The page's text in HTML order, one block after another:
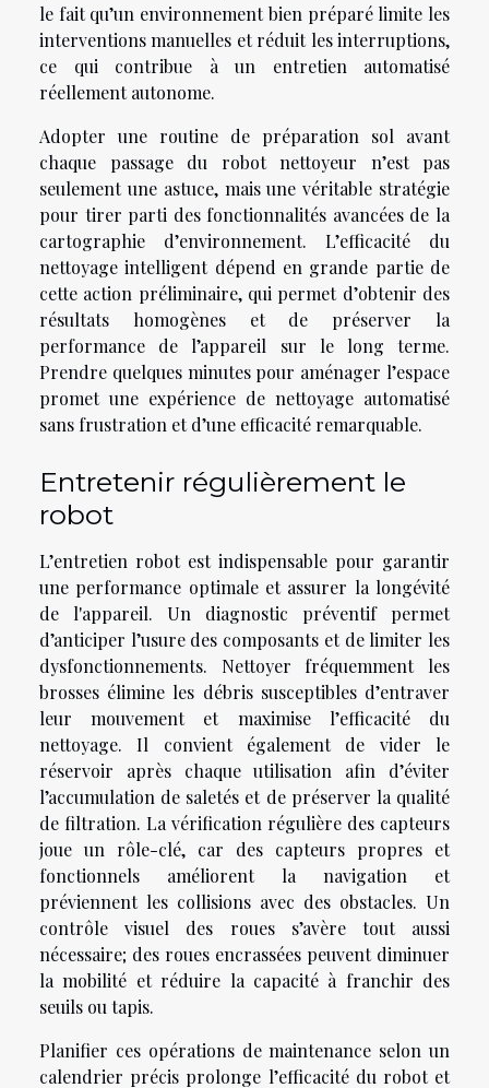
le fait qu’un environnement bien préparé limite les
interventions manuelles et réduit les interruptions,
ce qui contribue à un entretien automatisé
réellement autonome.
Adopter une routine de préparation sol avant
chaque passage du robot nettoyeur n’est pas
seulement une astuce, mais une véritable stratégie
pour tirer parti des fonctionnalités avancées de la
cartographie d’environnement. L’efficacité du
nettoyage intelligent dépend en grande partie de
cette action préliminaire, qui permet d’obtenir des
résultats homogènes et de préserver la
performance de l’appareil sur le long terme.
Prendre quelques minutes pour aménager l’espace
promet une expérience de nettoyage automatisé
sans frustration et d’une efficacité remarquable.
Entretenir régulièrement le
robot
L’entretien robot est indispensable pour garantir
une performance optimale et assurer la longévité
de l'appareil. Un diagnostic préventif permet
d’anticiper l’usure des composants et de limiter les
dysfonctionnements. Nettoyer fréquemment les
brosses élimine les débris susceptibles d’entraver
leur mouvement et maximise l’efficacité du
nettoyage. Il convient également de vider le
réservoir après chaque utilisation afin d’éviter
l’accumulation de saletés et de préserver la qualité
de filtration. La vérification régulière des capteurs
joue un rôle-clé, car des capteurs propres et
fonctionnels améliorent la navigation et
préviennent les collisions avec des obstacles. Un
contrôle visuel des roues s’avère tout aussi
nécessaire; des roues encrassées peuvent diminuer
la mobilité et réduire la capacité à franchir des
seuils ou tapis.
Planifier ces opérations de maintenance selon un
calendrier précis prolonge l’efficacité du robot et